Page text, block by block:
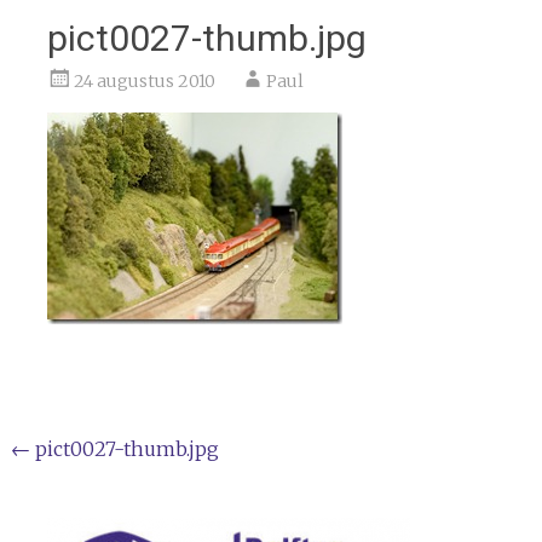
pict0027-thumb.jpg
24 augustus 2010 Paul
Bericht
← pict0027-thumb.jpg